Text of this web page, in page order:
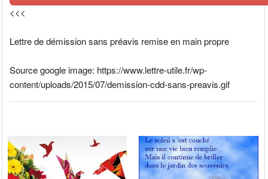
<<<
Lettre de démission sans préavis remise en main propre
Source google image: https://www.lettre-utile.fr/wp-
content/uploads/2015/07/demission-cdd-sans-preavis.gif